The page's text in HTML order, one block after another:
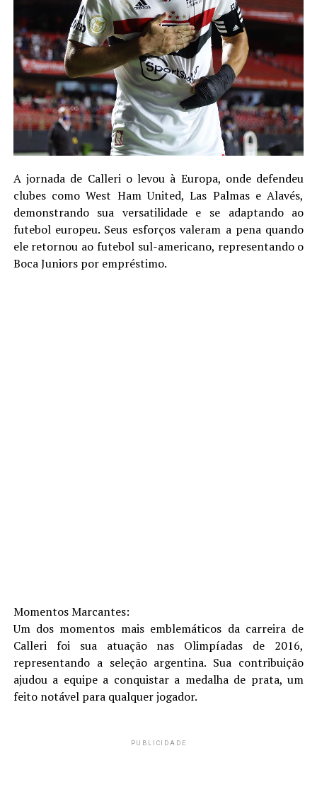
A jornada de Calleri o levou à Europa, onde defendeu
clubes como West Ham United, Las Palmas e Alavés,
demonstrando sua versatilidade e se adaptando ao
futebol europeu. Seus esforços valeram a pena quando
ele retornou ao futebol sul-americano, representando o
Boca Juniors por empréstimo.
Momentos Marcantes:
Um dos momentos mais emblemáticos da carreira de
Calleri foi sua atuação nas Olimpíadas de 2016,
representando a seleção argentina. Sua contribuição
ajudou a equipe a conquistar a medalha de prata, um
feito notável para qualquer jogador.
PUBLICIDADE